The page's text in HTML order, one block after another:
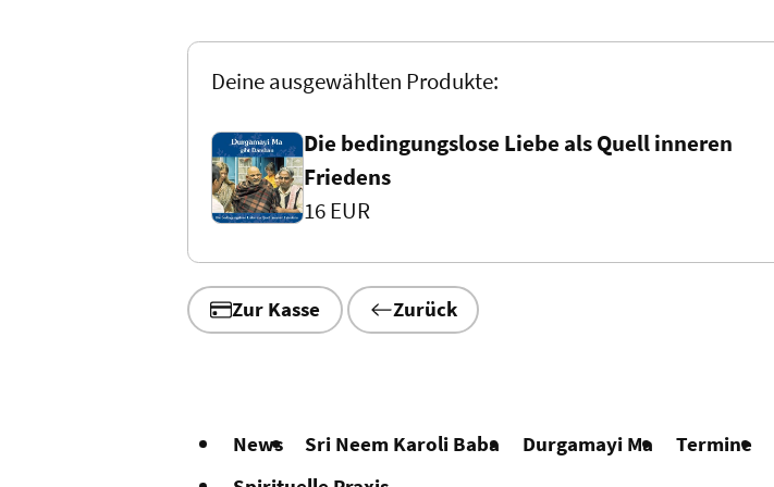
Deine ausgewählten Produkte:
Die bedingungslose Liebe als Quell inneren
Friedens
16 EUR
Zur Kasse Zurück
News Sri Neem Karoli Baba Durgamayi Ma Termine